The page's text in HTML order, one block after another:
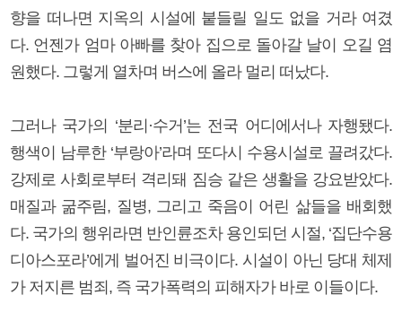
향을 떠나면 지옥의 시설에 붙들릴 일도 없을 거라 여겼
다. 언젠가 엄마 아빠를 찾아 집으로 돌아갈 날이 오길 염
원했다. 그렇게 열차며 버스에 올라 멀리 떠났다.
그러나 국가의 ‘분리·수거’는 전국 어디에서나 자행됐다.
행색이 남루한 ‘부랑아’라며 또다시 수용시설로 끌려갔다.
강제로 사회로부터 격리돼 짐승 같은 생활을 강요받았다.
매질과 굶주림, 질병, 그리고 죽음이 어린 삶들을 배회했
다. 국가의 행위라면 반인륜조차 용인되던 시절, ‘집단수용
디아스포라’에게 벌어진 비극이다. 시설이 아닌 당대 체제
가 저지른 범죄, 즉 국가폭력의 피해자가 바로 이들이다.